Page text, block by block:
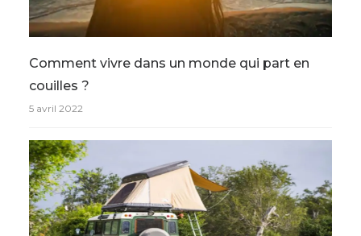
Comment vivre dans un monde qui part en
couilles ?
5 avril 2022